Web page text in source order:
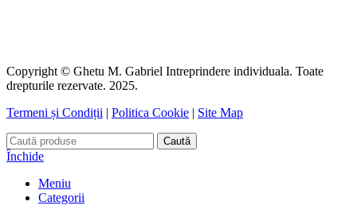
Copyright © Ghetu M. Gabriel Intreprindere individuala. Toate
drepturile rezervate. 2025.
Termeni și Condiții | Politica Cookie | Site Map
Caută
Închide
Meniu
Categorii